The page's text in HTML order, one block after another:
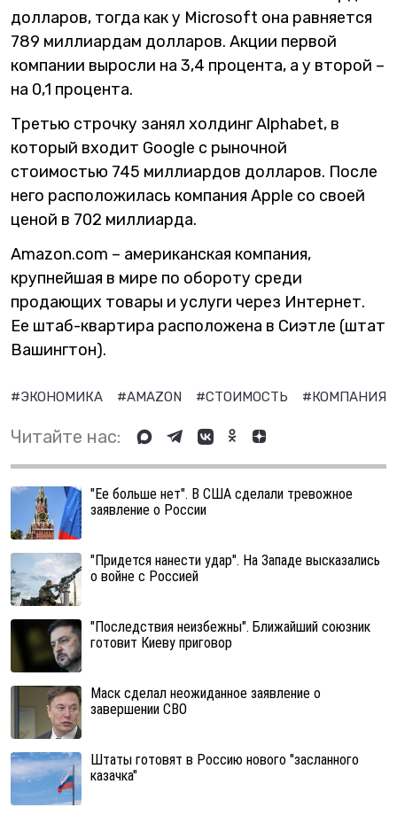
долларов, тогда как у Microsoft она равняется
789 миллиардам долларов. Акции первой
компании выросли на 3,4 процента, а у второй –
на 0,1 процента.
Третью строчку занял холдинг Alphabet, в
который входит Google с рыночной
стоимостью 745 миллиардов долларов. После
него расположилась компания Apple со своей
ценой в 702 миллиарда.
Amazon.com – американская компания,
крупнейшая в мире по обороту среди
продающих товары и услуги через Интернет.
Ее штаб-квартира расположена в Сиэтле (штат
Вашингтон).
#ЭКОНОМИКА #AMAZON #СТОИМОСТЬ #КОМПАНИЯ
Читайте нас:
"Ее больше нет". В США сделали тревожное
заявление о России
"Придется нанести удар". На Западе высказались
о войне с Россией
"Последствия неизбежны". Ближайший союзник
готовит Киеву приговор
Маск сделал неожиданное заявление о
завершении СВО
Штаты готовят в Россию нового "засланного
казачка"